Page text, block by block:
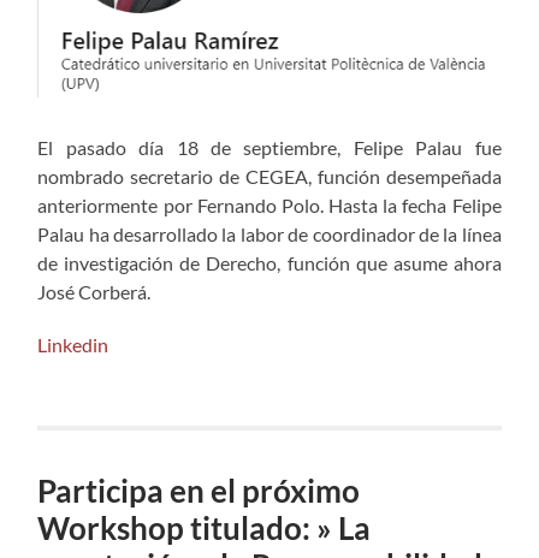
El pasado día 18 de septiembre, Felipe Palau fue
nombrado secretario de CEGEA, función desempeñada
anteriormente por Fernando Polo. Hasta la fecha Felipe
Palau ha desarrollado la labor de coordinador de la línea
de investigación de Derecho, función que asume ahora
José Corberá.
Linkedin
Participa en el próximo
Workshop titulado: » La